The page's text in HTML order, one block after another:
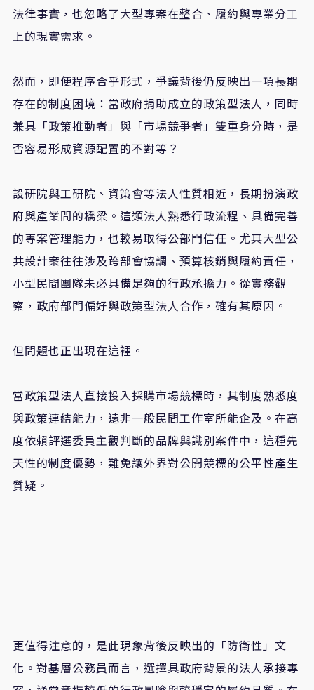
法律事實，也忽略了大型專案在整合、履約與專業分工
上的現實需求。
​然而，即便程序合乎形式，爭議背後仍反映出一項長期
存在的制度困境：當政府捐助成立的政策型法人，同時
兼具「政策推動者」與「市場競爭者」雙重身分時，是
否容易形成資源配置的不對等？
​設研院與工研院、資策會等法人性質相近，長期扮演政
府與產業間的橋梁。這類法人熟悉行政流程、具備完善
的專案管理能力，也較易取得公部門信任。尤其大型公
共設計案往往涉及跨部會協調、預算核銷與履約責任，
小型民間團隊未必具備足夠的行政承擔力。從實務觀
察，政府部門偏好與政策型法人合作，確有其原因。
​但問題也正出現在這裡。
​當政策型法人直接投入採購市場競標時，其制度熟悉度
與政策連結能力，遠非一般民間工作室所能企及。在高
度依賴評選委員主觀判斷的品牌與識別案件中，這種先
天性的制度優勢，難免讓外界對公開競標的公平性產生
質疑。
​更值得注意的，是此現象背後反映出的「防衛性」文
化。對基層公務員而言，選擇具政府背景的法人承接專